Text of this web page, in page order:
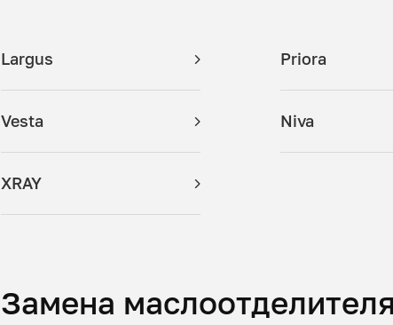
Largus Priora
Vesta Niva
XRAY
Замена